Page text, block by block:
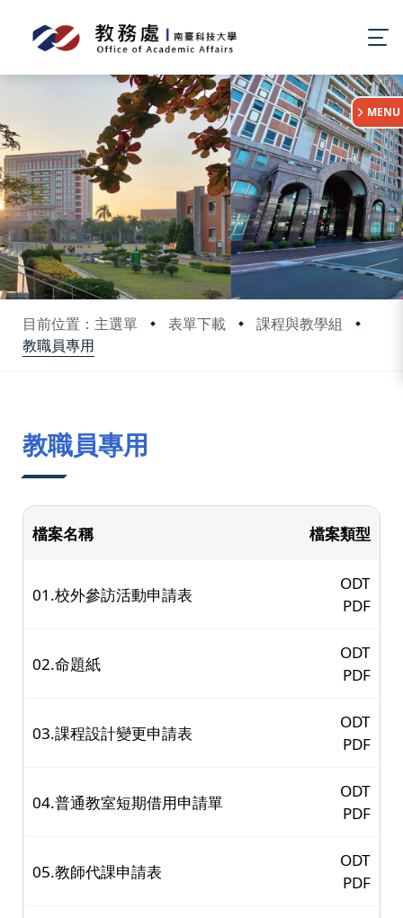
目前位置：主選單 表單下載
課程與教學組
教職員專用
:::
MENU
教職員專用
檔案名稱 檔案類型
01.校外參訪活動申請表
ODT
PDF
02.命題紙
ODT
PDF
03.課程設計變更申請表
ODT
PDF
04.普通教室短期借用申請單
ODT
PDF
05.教師代課申請表
ODT
PDF